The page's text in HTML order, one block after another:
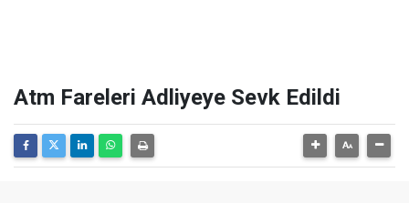
Atm Fareleri Adliyeye Sevk Edildi